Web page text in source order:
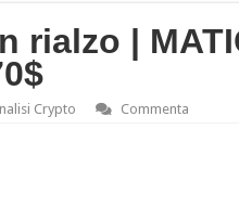
rialzo |
Crypto Commenta